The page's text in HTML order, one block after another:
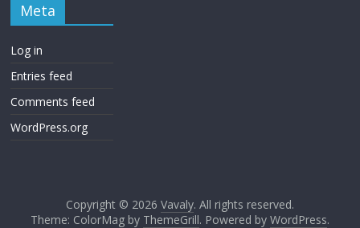
Meta
Log in
Entries feed
Comments feed
WordPress.org
Copyright © 2026 Vavaly. All rights reserved.
Theme: ColorMag by ThemeGrill. Powered by WordPress.